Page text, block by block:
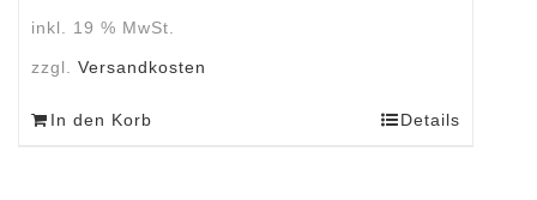
inkl. 19 % MwSt.
zzgl. Versandkosten
In den Korb Details